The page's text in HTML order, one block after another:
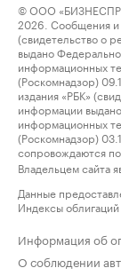
© ООО
2026. Сообщения и
(свидетельство о
выдано
информационных
(Роскомнадзор)
издания «РБК»
информации
информационных
(Роскомнадзор)
сопровождаются
Владельцем сайта
Данные
Индексы
Информация об
О соблюдении